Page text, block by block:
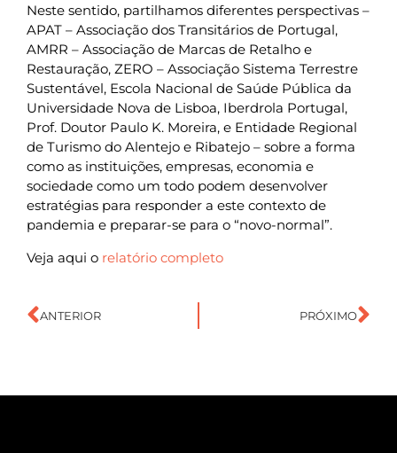
Neste sentido, partilhamos diferentes perspectivas –
APAT – Associação dos Transitários de Portugal,
AMRR – Associação de Marcas de Retalho e
Restauração, ZERO – Associação Sistema Terrestre
Sustentável, Escola Nacional de Saúde Pública da
Universidade Nova de Lisboa, Iberdrola Portugal,
Prof. Doutor Paulo K. Moreira, e Entidade Regional
de Turismo do Alentejo e Ribatejo – sobre a forma
como as instituições, empresas, economia e
sociedade como um todo podem desenvolver
estratégias para responder a este contexto de
pandemia e preparar-se para o “novo-normal”.
Veja aqui o relatório completo
ANTERIOR PRÓXIMO